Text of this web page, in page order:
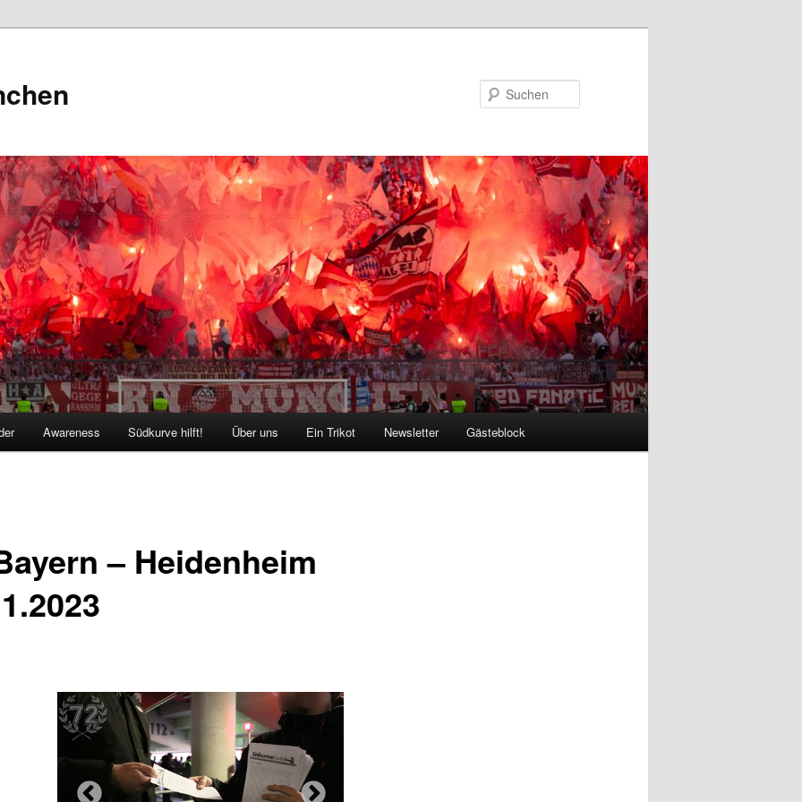
Awareness Südkurve hilft! Über uns Ein Trikot Newsletter Gästeblock
– Heidenheim